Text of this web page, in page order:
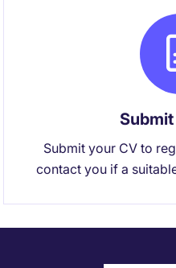
Submit your CV to
contact you if a